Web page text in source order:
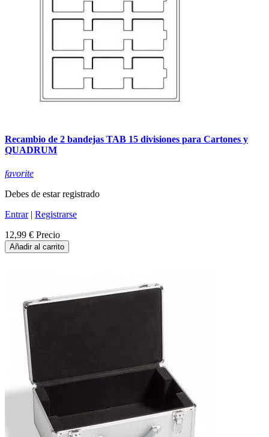
Recambio de 2 bandejas TAB 15 divisiones para Cartones y
QUADRUM
favorite
Debes de estar registrado
Entrar| Registrarse
12,99 € Precio
Añadir al carrito